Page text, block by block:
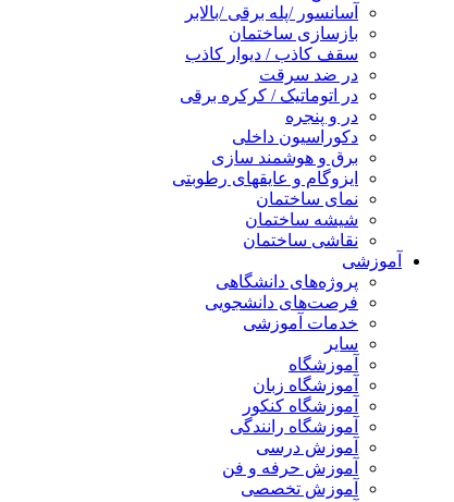
آسانسور /پله برقی /بالابر
بازسازی ساختمان
سقف کاذب / دیوار کاذب
در ضد سرقت
در اتوماتیک / کرکره برقی
در و پنجره
دکوراسیون داخلی
برق و هوشمند سازی
ایزوگام و عایقهای رطوبتی
نمای ساختمان
شیشه ساختمان
نقاشی ساختمان
آموزشی
پروژه‌های دانشگاهی
فرصت‌های دانشجویی
خدمات آموزشی
سایر
آموزشگاه
آموزشگاه زبان
آموزشگاه کنکور
آموزشگاه رانندگی
آموزش درسی
آموزش حرفه و فن
آموزش تخصصی